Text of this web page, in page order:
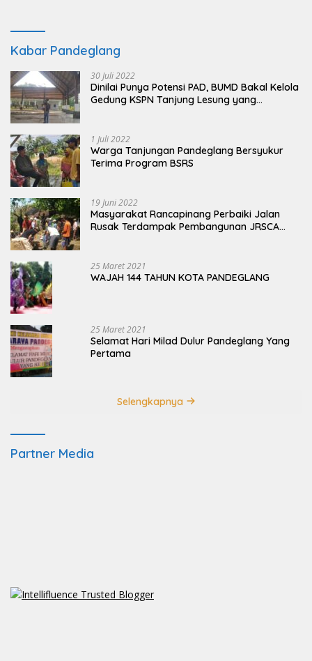
Kabar Pandeglang
30 Juli 2022
Dinilai Punya Potensi PAD, BUMD Bakal Kelola
Gedung KSPN Tanjung Lesung yang
1 Juli 2022
Warga Tanjungan Pandeglang Bersyukur
Terima Program BSRS
19 Juni 2022
Masyarakat Rancapinang Perbaiki Jalan
Rusak Terdampak Pembangunan JRSCA
25 Maret 2021
WAJAH 144 TAHUN KOTA PANDEGLANG
25 Maret 2021
Selamat Hari Milad Dulur Pandeglang Yang
Pertama
Selengkapnya
Partner Media